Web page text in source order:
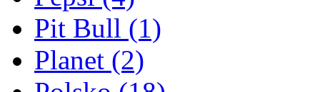
Pit Bull (1)
Planet (2)